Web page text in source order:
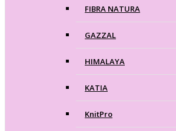
FIBRA NATURA
GAZZAL
HIMALAYA
KATIA
KnitPro